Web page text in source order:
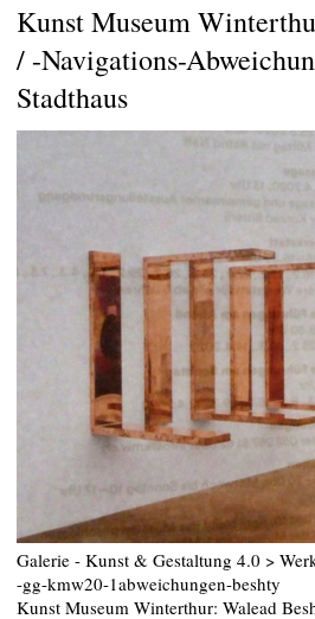
Kunst Museum
/ -Navigations-
Stadthaus
Galerie - Kunst & Gestaltung 4.0 >
-gg-kmw20-1abweichungen-beshty
Kunst Museum Winterthur: Walead